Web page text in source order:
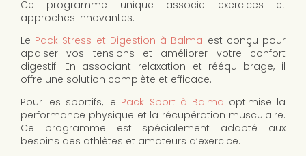
Ce programme unique associe exercices et
approches innovantes.
Le Pack Stress et Digestion à Balma est conçu pour
apaiser vos tensions et améliorer votre confort
digestif. En associant relaxation et rééquilibrage, il
offre une solution complète et efficace.
Pour les sportifs, le Pack Sport à Balma optimise la
performance physique et la récupération musculaire.
Ce programme est spécialement adapté aux
besoins des athlètes et amateurs d’exercice.